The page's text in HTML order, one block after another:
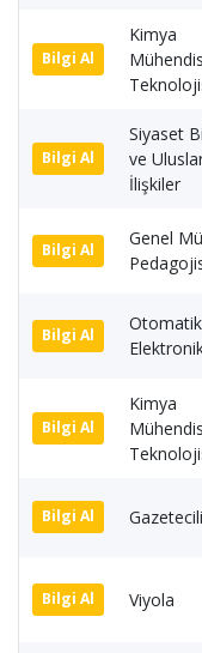
Bilgi Al
Kimya
Bilgi Al
Siyaset
ve
İlişkiler
Bilgi Al
Genel
Bilgi Al
Bilgi Al
Kimya
Bilgi Al
Bilgi Al Viyola